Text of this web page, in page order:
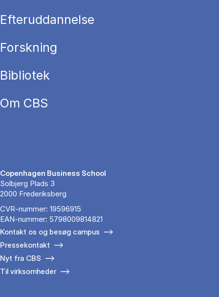
Efteruddannelse
Forskning
Bibliotek
Om CBS
Copenhagen Business School
Solbjerg Plads 3
2000 Frederiksberg
CVR-nummer: 19596915
EAN-nummer: 5798009814821
Kontakt os og besøg campus
Pressekontakt
Nyt fra CBS
Til virksomheder